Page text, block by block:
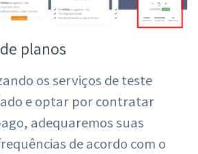
planos
os serviços de teste
e optar por contratar
adequaremos suas
de acordo com o